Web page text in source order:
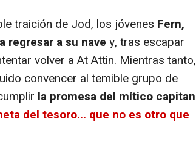
traición de Jod, los jóvenes Fern,
regresar a su nave y, tras escapar
volver a At Attin. Mientras tanto,
convencer al temible grupo de
la promesa del mítico capitan
del tesoro... que no es otro que